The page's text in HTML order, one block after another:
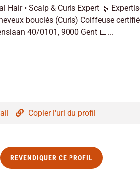
Hair • Scalp & Curls Expert 🌿
bouclés (Curls) Coiffeuse
40/0101, 9000 Gent 📅...
Copier l'url du profil
REVENDIQUER CE PROFIL